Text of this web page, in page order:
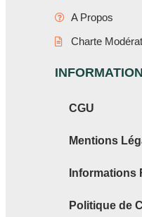
A Propos
Charte
CGU
Mentions
Informations
Politique de